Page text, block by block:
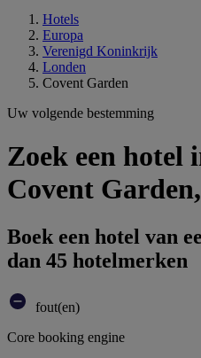
Hotels
Europa
Verenigd Koninkrijk
Londen
Covent Garden
Uw volgende bestemming
Zoek een hotel
Covent
Boek een hotel van
dan 45 hotelmerken
fout(en)
Core booking engine